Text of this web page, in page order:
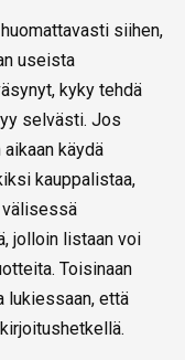
siihen,
useista
kyky tehdä
selvästi. Jos
käydä
kauppalistaa,
välisessä
jolloin listaan voi
Toisinaan
lukiessaan, että